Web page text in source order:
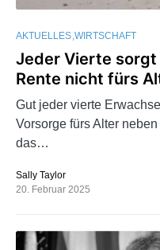
AKTUELLES WIRTSCHAFT
Jeder Vierte
Rente nicht fürs
Gut jeder vierte
Vorsorge fürs Alter
das…
Sally Taylor
20. Februar 2025